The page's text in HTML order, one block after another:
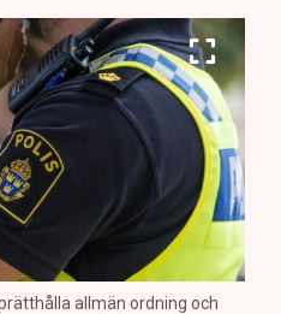
allmän ordning och